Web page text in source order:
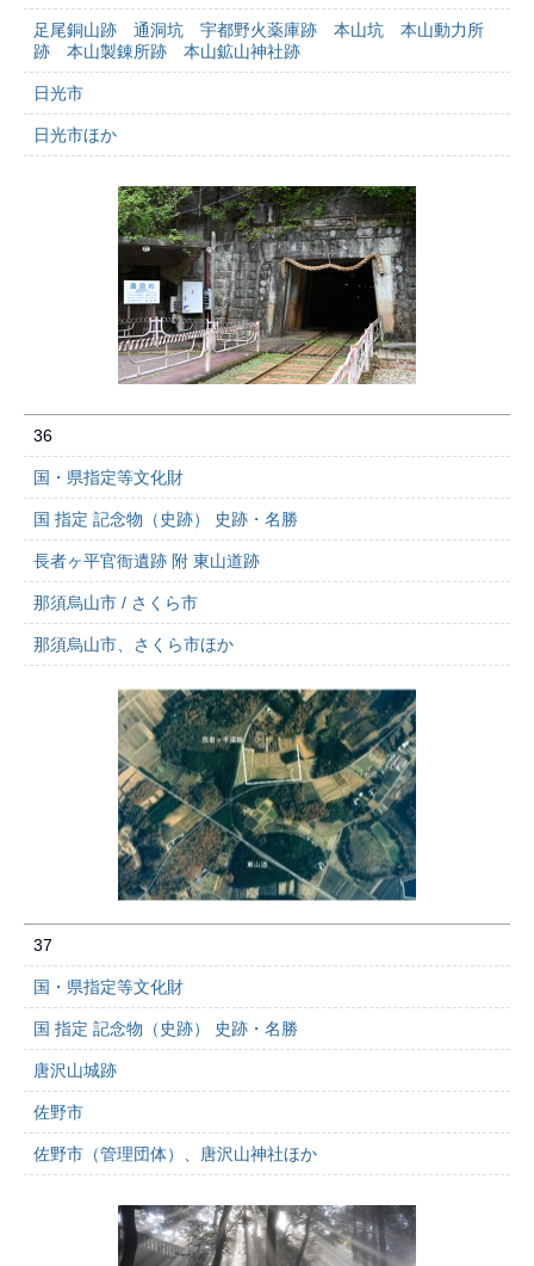
足尾銅山跡 通洞坑 宇都野火薬庫跡 本山坑 本山動力所
跡 本山製錬所跡 本山鉱山神社跡
日光市
日光市ほか
36
国・県指定等文化財
国 指定 記念物（史跡） 史跡・名勝
長者ヶ平官衙遺跡 附 東山道跡
那須烏山市 / さくら市
那須烏山市、さくら市ほか
37
国・県指定等文化財
国 指定 記念物（史跡） 史跡・名勝
唐沢山城跡
佐野市
佐野市（管理団体）、唐沢山神社ほか